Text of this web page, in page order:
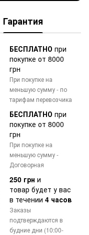
Гарантия
БЕСПЛАТНО при
покупке от 8000
грн
При покупке на
меньшую сумму - по
тарифам перевозчика
БЕСПЛАТНО при
покупке от 8000
грн
При покупке на
меньшую сумму -
Договорная
250 грн и
товар будет у вас
в течении 4 часов
Заказы
подтверждаются в
будние дни (10:00-